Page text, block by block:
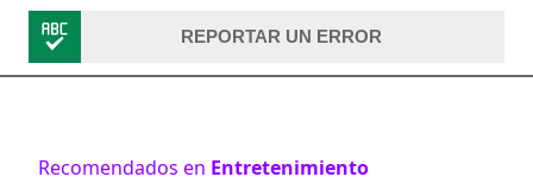
REPORTAR UN ERROR
Recomendados en Entretenimiento